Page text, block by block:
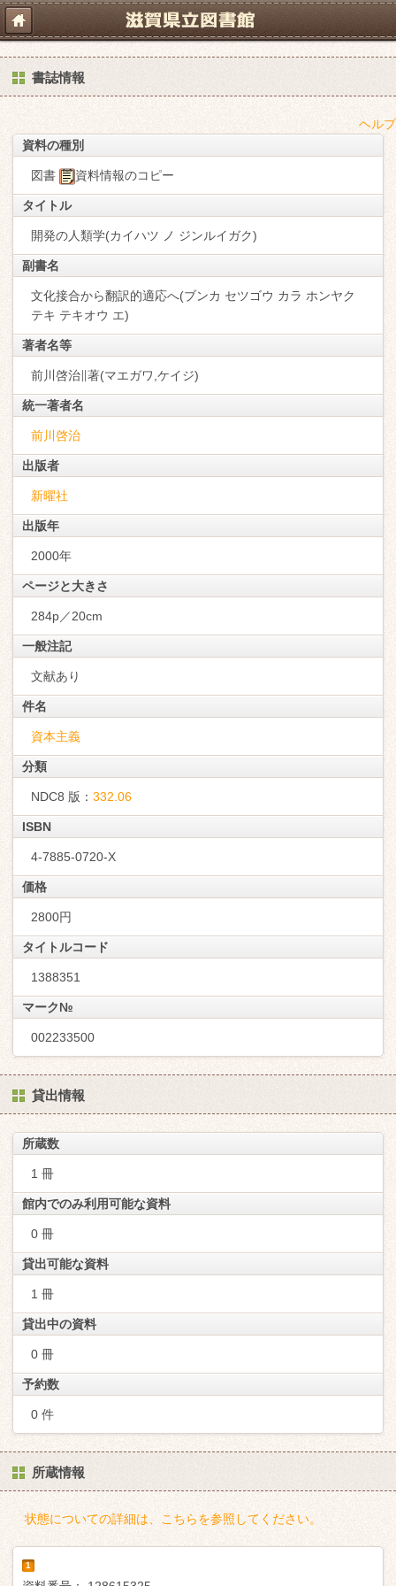
書誌情報
ヘルプ
資料の種別
図書 資料情報のコピー
タイトル
開発の人類学(カイハツ ノ ジンルイガク)
副書名
文化接合から翻訳的適応へ(ブンカ セツゴウ カラ ホンヤク
テキ テキオウ エ)
著者名等
前川啓治∥著(マエガワ,ケイジ)
統一著者名
前川啓治
出版者
新曜社
出版年
2000年
ページと大きさ
284p／20cm
一般注記
文献あり
件名
資本主義
分類
NDC8 版： 332.06
ISBN
4-7885-0720-X
価格
2800円
タイトルコード
1388351
マーク№
002233500
貸出情報
所蔵数
1 冊
館内でのみ利用可能な資料
0 冊
貸出可能な資料
1 冊
貸出中の資料
0 冊
予約数
0 件
所蔵情報
状態についての詳細は、こちらを参照してください。
1